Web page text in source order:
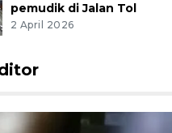
pemudik di Jalan Tol
2 April 2026